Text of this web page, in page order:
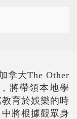
拿大The Other
將帶領本地學
育於娛樂的時
將根據觀眾身